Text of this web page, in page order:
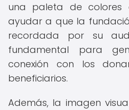
una paleta de colores
ayudar a que la
recordada por su
fundamental para
conexión con los
beneficiarios.
Además, la imagen